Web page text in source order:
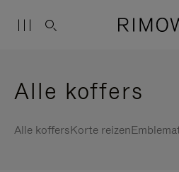
Alle koffers
Alle koffersKorte reizen